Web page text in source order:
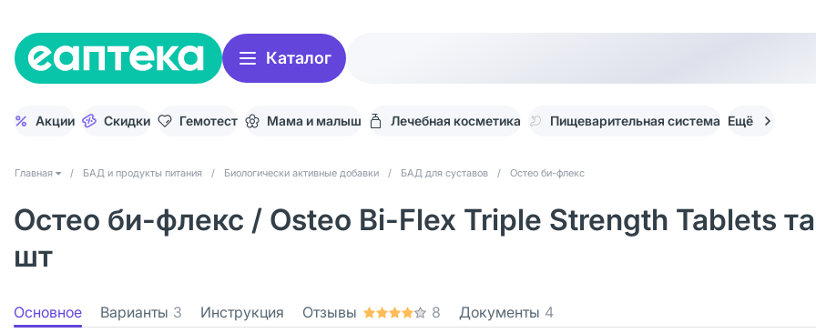
Каталог
Акции Скидки Гемотест Мама и малыш Лечебная косметика Пищеварительная система Ещё
Главная / БАД и продукты питания / Биологически активные добавки / БАД для суставов / Остео би-флекс
Остео би-флекс / Osteo Bi-Flex Triple Strength Tablets
шт
Основное Варианты 3 Инструкция Отзывы 8 Документы 4